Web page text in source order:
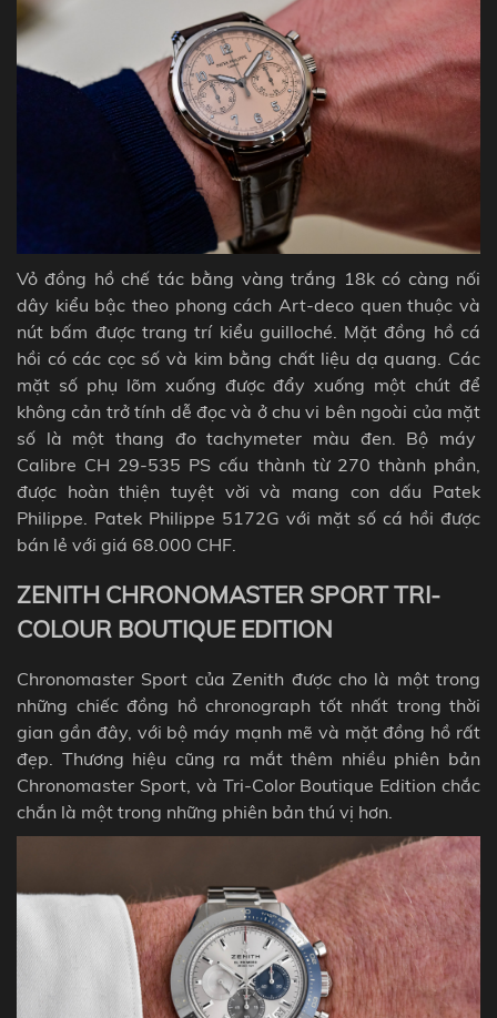
Vỏ đồng hồ chế tác bằng vàng trắng 18k có càng nối
dây kiểu bậc theo phong cách Art-deco quen thuộc và
nút bấm được trang trí kiểu guilloché. Mặt đồng hồ cá
hồi có các cọc số và kim bằng chất liệu dạ quang. Các
mặt số phụ lõm xuống được đẩy xuống một chút để
không cản trở tính dễ đọc và ở chu vi bên ngoài của mặt
số là một thang đo tachymeter màu đen. Bộ máy
Calibre CH 29-535 PS cấu thành từ 270 thành phần,
được hoàn thiện tuyệt vời và mang con dấu Patek
Philippe. Patek Philippe 5172G với mặt số cá hồi được
bán lẻ với giá 68.000 CHF.
ZENITH CHRONOMASTER SPORT TRI-
COLOUR BOUTIQUE EDITION
Chronomaster Sport của Zenith được cho là một trong
những chiếc đồng hồ chronograph tốt nhất trong thời
gian gần đây, với bộ máy mạnh mẽ và mặt đồng hồ rất
đẹp. Thương hiệu cũng ra mắt thêm nhiều phiên bản
Chronomaster Sport, và Tri-Color Boutique Edition chắc
chắn là một trong những phiên bản thú vị hơn.